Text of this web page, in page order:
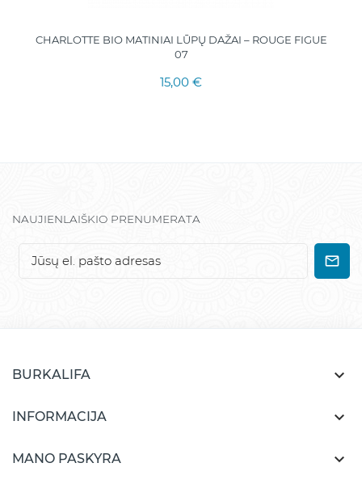
CHARLOTTE BIO MATINIAI LŪPŲ DAŽAI – ROUGE FIGUE
07
15,00 €
NAUJIENLAIŠKIO PRENUMERATA
BURKALIFA 
INFORMACIJA 
MANO PASKYRA 